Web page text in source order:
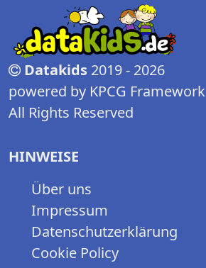
Datakids 2019 - 2026
powered by KPCG Framework
All Rights Reserved
HINWEISE
Über uns
Impressum
Datenschutzerklärung
Cookie Policy